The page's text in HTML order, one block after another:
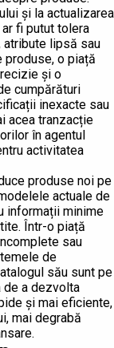
și la actualizarea
fi putut tolera
atribute lipsă sau
o piață
și o
cumpărături
inexacte sau
acea tranzacție
în agentul
activitatea
produse noi pe
actuale de
informații minime
Într-o piață
sau
de
său sunt pe
de a dezvolta
și mai eficiente,
mai degrabă